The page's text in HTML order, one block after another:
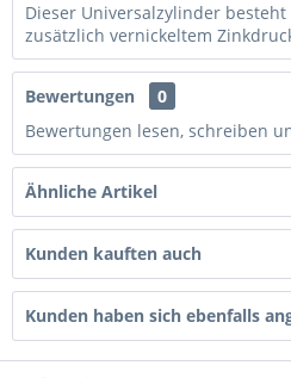
Dieser Universalzylinder
zusätzlich vernickeltem
Bewertungen
0
Bewertungen lesen, schreiben
Ähnliche Artikel
Kunden kauften auch
Kunden haben sich ebenfalls